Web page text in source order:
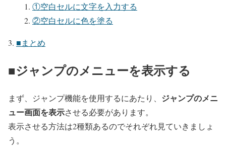
①空白セルに文字を入力する
②空白セルに色を塗る
■まとめ
■ジャンプのメニューを表示する
まず、ジャンプ機能を使用するにあたり、 ジャンプのメニ
ュー画面を表示させる必要があります。
表示させる方法は2種類あるのでそれぞれ見ていきましょ
う。